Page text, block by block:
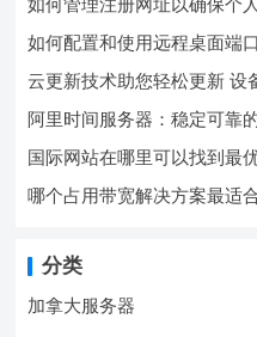
如何配置和使用远程桌面端
云更新技术助您轻松更新 设
阿里时间服务器：稳定可靠
国际网站在哪里可以找到最
哪个占用带宽解决方案最适
分类
加拿大服务器